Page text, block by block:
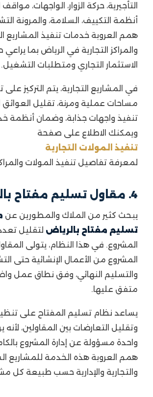
التأجيرية، حركة الزوار، الواجهات، مواقف
أنظمة التكييف، السلامة، والمرونة
همم العروبة خدمات تنفيذ المشاريع
والمراكز التجارية في الرياض بما
الاستثمار التجاري ومتطلبات التشغيل.
في المشاريع التجارية، يتم التركيز
مساحات عملية ومرنة، تقليل العوائق
تنفيذ واجهات جذابة، وضمان أنظمة
ويمكنك الاطلاع على صفحة
تنفيذ المولات التجارية
لمعرفة تفاصيل تنفيذ المولات
4. مقاول تسليم مفتاح بالرياض
يبحث كثير من الملاك والمطورين عن
تسليم مفتاح بالرياض لتقليل
المشروع. في هذا النظام، يتولى
المشروع من الأعمال الإنشائية حتى
والتسليم النهائي، وفق نطاق عمل
متفق عليها.
يساعد نظام تسليم المفتاح على
وتقليل التعارضات بين المقاولين، لأنه
واحدة مسؤولة عن إدارة المشروع
همم العروبة هذه الخدمة للمشاريع
والتجارية والإدارية حسب طبيعة كل